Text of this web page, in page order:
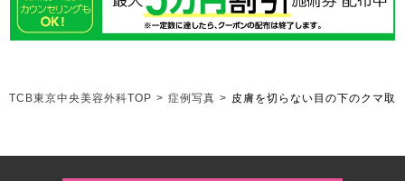
TCB東京中央美容外科TOP > 症例写真 > 皮膚を切らない目の下のクマ取